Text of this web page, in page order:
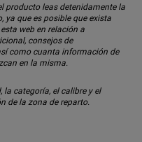
producto leas detenidamente la
ya que es posible que exista
web en relación a
consejos de
como cuanta información de
en la misma.
categoría, el calibre y el
de la zona de reparto.